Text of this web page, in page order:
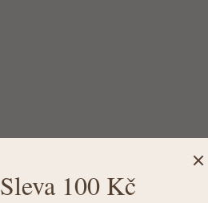
Sleva 100 Kč